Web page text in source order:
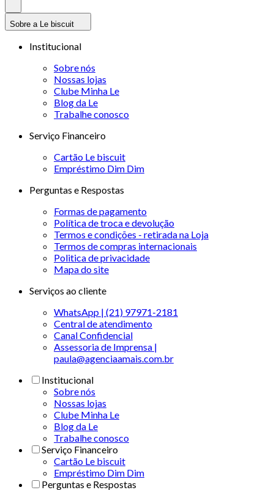
Sobre a Le biscuit
Institucional
Sobre nós
Nossas lojas
Clube Minha Le
Blog da Le
Trabalhe conosco
Serviço Financeiro
Cartão Le biscuit
Empréstimo Dim Dim
Perguntas e Respostas
Formas de pagamento
Política de troca e devolução
Termos e condições - retirada na Loja
Termos de compras internacionais
Politica de privacidade
Mapa do site
Serviços ao cliente
WhatsApp | (21) 97971-2181
Central de atendimento
Canal Confidencial
Assessoria de Imprensa |
paula@agenciaamais.com.br
Institucional
Sobre nós
Nossas lojas
Clube Minha Le
Blog da Le
Trabalhe conosco
Serviço Financeiro
Cartão Le biscuit
Empréstimo Dim Dim
Perguntas e Respostas